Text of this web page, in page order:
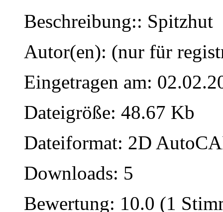
Beschreibung:: Spitzhut
Autor(en): (nur für
Eingetragen am:
Dateigröße: 48.67 Kb
Dateiformat: 2D
Downloads: 5
Bewertung: 10.0 (1